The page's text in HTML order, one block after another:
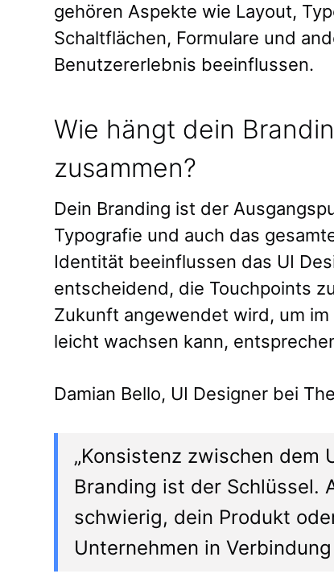
gehören Aspekte wie Layout,
Schaltflächen, Formulare und
Benutzererlebnis beeinflussen.
Wie hängt dein
zusammen?
Dein Branding ist der
Typografie und auch das
Identität beeinflussen das UI
entscheidend, die Touchpoints
Zukunft angewendet wird, um
leicht wachsen kann,
Damian Bello, UI Designer bei
„Konsistenz zwischen dem
Branding ist der Schlüssel.
schwierig, dein Produkt
Unternehmen in